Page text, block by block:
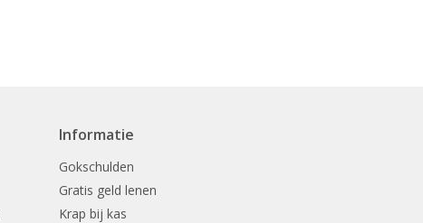
Informatie
Gokschulden
Gratis geld lenen
Krap bij kas